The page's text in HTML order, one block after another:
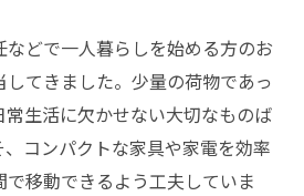
どで一人暮らしを始める方のお
てきました。少量の荷物であっ
生活に欠かせない大切なものば
コンパクトな家具や家電を効率
移動できるよう工夫していま